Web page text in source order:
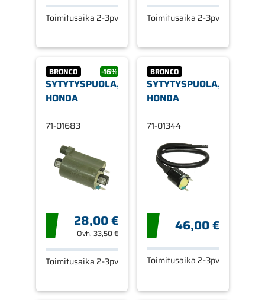
Toimitusaika 2-3pv Toimitusaika 2-3pv
BRONCO -16%
SYTYTYSPUOLA,
HONDA
71-01683
28,00 €
Ovh. 33,50 €
Toimitusaika 2-3pv
BRONCO
SYTYTYSPUOLA,
HONDA
71-01344
46,00 €
Toimitusaika 2-3pv